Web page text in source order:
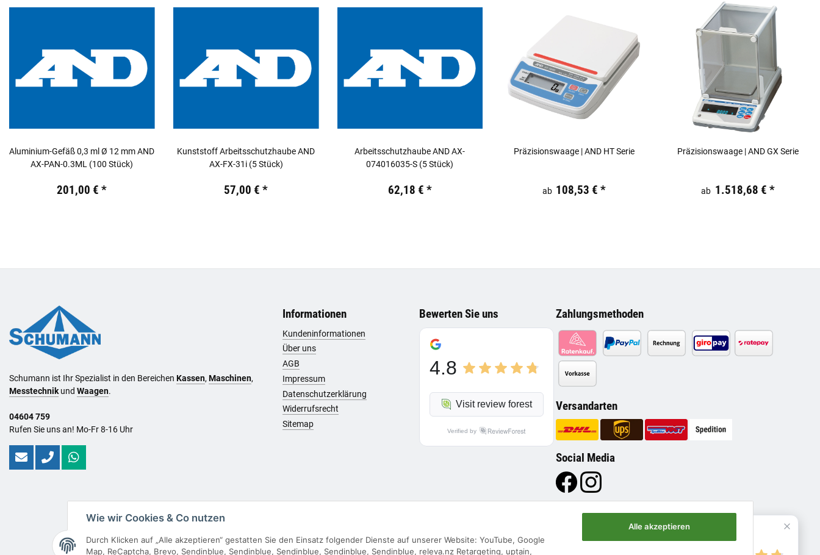
Aluminium-Gefäß 0,3 ml Ø 12 mm AND
AX-PAN-0.3ML (100 Stück)
19,44 €inkl. 19% USt.
201,00 €*
Kunststoff Arbeitsschutzhaube AND
AX-FX-31i (5 Stück)
inkl. 19% USt.
57,00 €*
Arbeitsschutzhaube AND AX-
074016035-S (5 Stück)
inkl. 19% USt.
62,18 € *
Präzisionswaage | AND HT Serie
19,44 € inkl. 19% USt.
ab 108,53 €*
Präzisionswaage | AND GX Serie
19,44 €inkl. 19% USt.
ab 1.518,68 € *
Schumann ist Ihr Spezialist in den Bereichen Kassen, Maschinen,
Messtechnikund Waagen.
04604 759
Rufen Sie uns an! Mo-Fr 8-16 Uhr
Informationen
Kundeninformationen
Über uns
AGB
Impressum
Datenschutzerklärung
Widerrufsrecht
Sitemap
Bewerten Sie uns
4.8
Visit review forest
Verified by
Zahlungsmethoden
Versandarten
Social Media
Vertrag widerrufen
Wie wir Cookies & Co nutzen
Durch Klicken auf „Alle akzeptieren“ gestatten Sie den Einsatz folgender Dienste auf unserer Website: YouTube, Google
Map, ReCaptcha, Brevo, Sendinblue, Sendinblue, Sendinblue, Sendinblue, Sendinblue, releva.nz Retargeting, uptain,
Alle akzeptieren